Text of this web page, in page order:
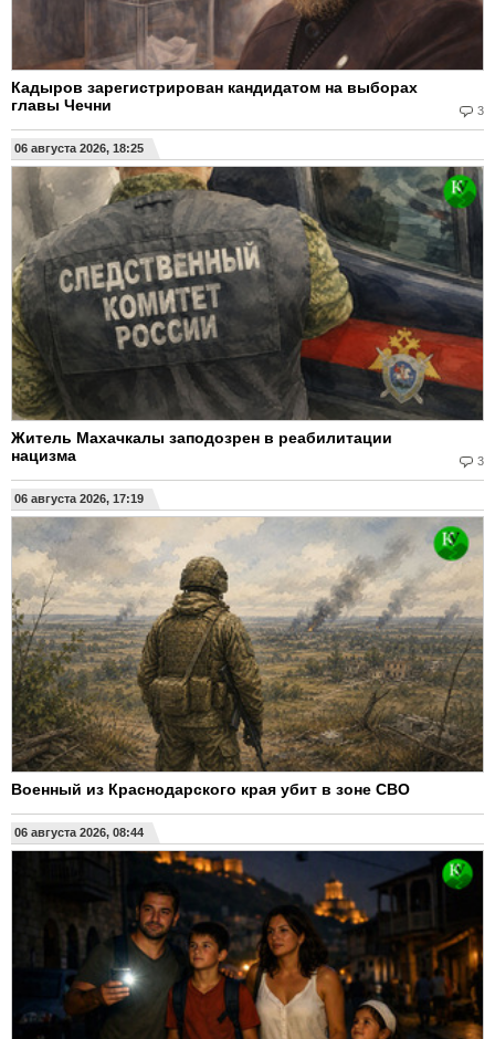
3
Кадыров зарегистрирован кандидатом на выборах
главы Чечни
06 августа 2026, 18:25
3
Житель Махачкалы заподозрен в реабилитации
нацизма
06 августа 2026, 17:19
Военный из Краснодарского края убит в зоне СВО
06 августа 2026, 08:44